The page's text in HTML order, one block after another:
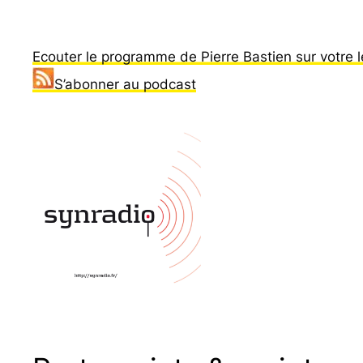
Ecouter le programme de Pierre Bastien sur votre
S’abonner au podcast